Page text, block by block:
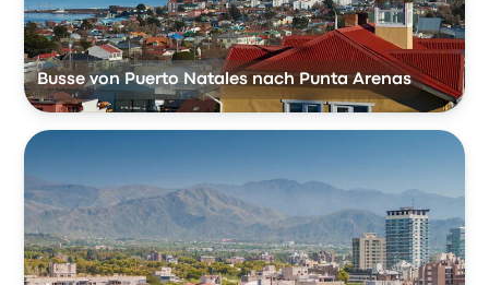
Busse von Puerto Natales nach Punta Arenas